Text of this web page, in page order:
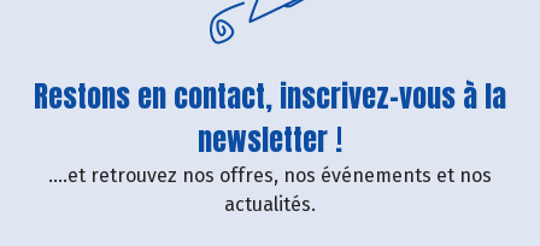
Restons en contact, inscrivez-vous à la
newsletter !
....et retrouvez nos offres, nos événements et nos
actualités.